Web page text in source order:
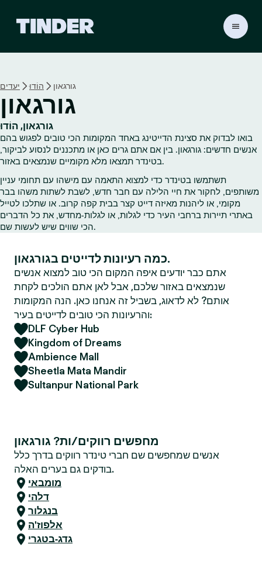
י
נ
ד
יעדים הוֹדוּ גורגאון
גורגאון
גורגאון, הוֹדוּ
בואו לבדוק את סצינת הדייטינג באחד המקומות הכי טובים לפגוש בהם
אנשים חדשים: גורגאון. בין אם אתם גרים כאן או מתכננים לנסוע לביקור,
בטינדר תמצאו מלא מקומיים שנמצאים באזור.
תשתמשו בטינדר כדי למצוא התאמה עם מישהו עם תחומי עניין
משותפים, לחקור את חיי הלילה עם חבר חדש, לשבת לשתות משהו בבר
מקומי, או ליהנות מאיזה דייט קצר בבית קפה קרוב. או שתלכו לטייל
באתרי תיירות ברחבי העיר כדי לגלות, או לגלות‑מחדש, את כל הדברים
הכי שווים שיש לעשות שם.
כמה רעיונות לדייטים בגורגאון.
אתם כבר יודעים איפה המקום הכי טוב למצוא אנשים
שנמצאים באזור שלכם, אבל לאן אתם הולכים לקחת
אותם? לא לדאוג, בשביל זה אנחנו כאן. הנה המקומות
והרעיונות הכי טובים לדייטים בעיר:
DLF Cyber Hub
Kingdom of Dreams
Ambience Mall
Sheetla Mata Mandir
Sultanpur National Park
מחפשים רווקים/ות? גורגאון
אנשים שמחפשים שם חברי טינדר רווקים בדרך כלל
בודקים גם בערים האלה.
מומבאי
דלהי
בנגלור
אלפוז'ה
גדג-בטגרי